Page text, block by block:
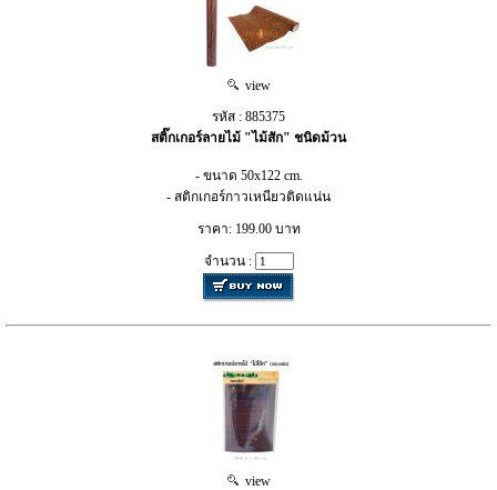
view
รหัส : 885375
สติ๊กเกอร์ลายไม้ "ไม้สัก" ชนิดม้วน
- ขนาด 50x122 cm.
- สติกเกอร์กาวเหนียวติดแน่น
ราคา: 199.00 บาท
จำนวน :
view